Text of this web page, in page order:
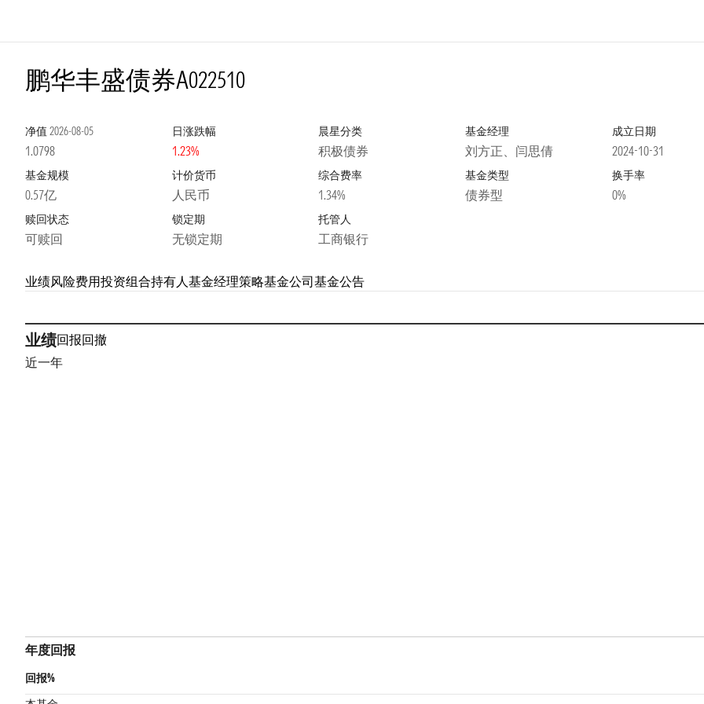
鹏华丰盛债券A022510
净值 2026-08-05
1.0798
日涨跌幅
1.23%
晨星分类
积极债券
基金经理
刘方正、闫思倩
成立日期
2024-10-31
基金规模
0.57亿
计价货币
人民币
综合费率
1.34%
基金类型
债券型
换手率
0%
赎回状态
可赎回
锁定期
无锁定期
托管人
工商银行
业绩风险费用投资组合持有人基金经理策略基金公司基金公告
业绩回报回撤
近一年
年度回报
回报%